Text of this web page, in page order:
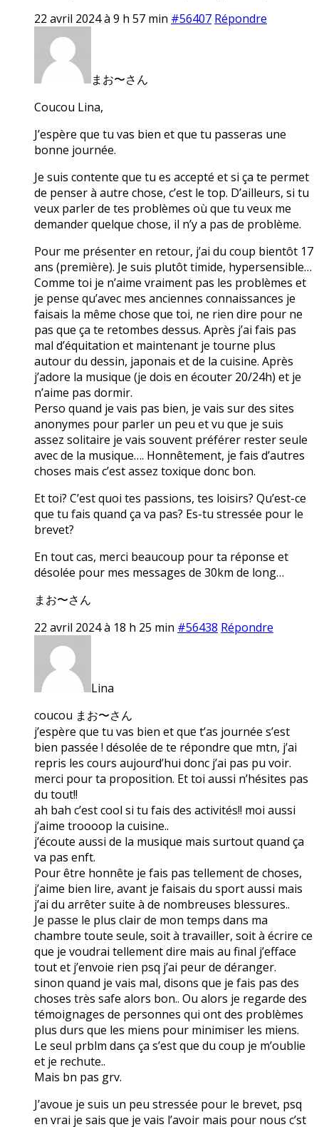
22 avril 2024 à 9 h 57 min #56407 Répondre
まお〜さん
Coucou Lina,
J’espère que tu vas bien et que tu passeras une
bonne journée.
Je suis contente que tu es accepté et si ça te permet
de penser à autre chose, c’est le top. D’ailleurs, si tu
veux parler de tes problèmes où que tu veux me
demander quelque chose, il n’y a pas de problème.
Pour me présenter en retour, j’ai du coup bientôt 17
ans (première). Je suis plutôt timide, hypersensible…
Comme toi je n’aime vraiment pas les problèmes et
je pense qu’avec mes anciennes connaissances je
faisais la même chose que toi, ne rien dire pour ne
pas que ça te retombes dessus. Après j’ai fais pas
mal d’équitation et maintenant je tourne plus
autour du dessin, japonais et de la cuisine. Après
j’adore la musique (je dois en écouter 20/24h) et je
n’aime pas dormir.
Perso quand je vais pas bien, je vais sur des sites
anonymes pour parler un peu et vu que je suis
assez solitaire je vais souvent préférer rester seule
avec de la musique…. Honnêtement, je fais d’autres
choses mais c’est assez toxique donc bon.
Et toi? C’est quoi tes passions, tes loisirs? Qu’est-ce
que tu fais quand ça va pas? Es-tu stressée pour le
brevet?
En tout cas, merci beaucoup pour ta réponse et
désolée pour mes messages de 30km de long…
まお〜さん
22 avril 2024 à 18 h 25 min #56438 Répondre
Lina
coucou まお〜さん
j’espère que tu vas bien et que t’as journée s’est
bien passée ! désolée de te répondre que mtn, j’ai
repris les cours aujourd’hui donc j’ai pas pu voir.
merci pour ta proposition. Et toi aussi n’hésites pas
du tout!!
ah bah c’est cool si tu fais des activités!! moi aussi
j’aime troooop la cuisine..
j’écoute aussi de la musique mais surtout quand ça
va pas enft.
Pour être honnête je fais pas tellement de choses,
j’aime bien lire, avant je faisais du sport aussi mais
j’ai du arrêter suite à de nombreuses blessures..
Je passe le plus clair de mon temps dans ma
chambre toute seule, soit à travailler, soit à écrire ce
que je voudrai tellement dire mais au final j’efface
tout et j’envoie rien psq j’ai peur de déranger.
sinon quand je vais mal, disons que je fais pas des
choses très safe alors bon.. Ou alors je regarde des
témoignages de personnes qui ont des problèmes
plus durs que les miens pour minimiser les miens.
Le seul prblm dans ça s’est que du coup je m’oublie
et je rechute..
Mais bn pas grv.
J’avoue je suis un peu stressée pour le brevet, psq
en vrai je sais que je vais l’avoir mais pour nous c’st